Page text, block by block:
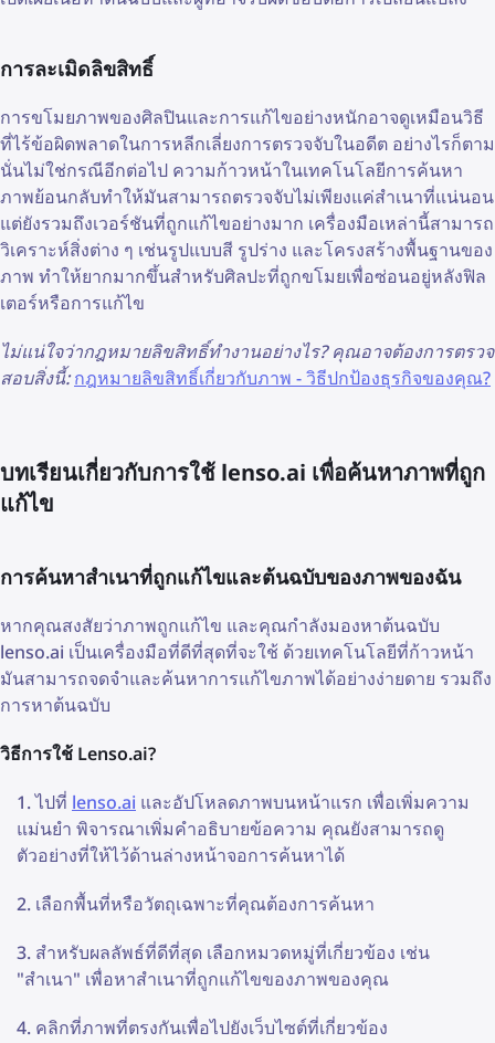
การละเมิดลิขสิทธิ์
การขโมยภาพของศิลปินและการแก้ไขอย่างหนักอาจดูเหมือนวิธี
ที่ไร้ข้อผิดพลาดในการหลีกเลี่ยงการตรวจจับในอดีต อย่างไรก็ตาม
นั่นไม่ใช่กรณีอีกต่อไป ความก้าวหน้าในเทคโนโลยีการค้นหา
ภาพย้อนกลับทำให้มันสามารถตรวจจับไม่เพียงแค่สำเนาที่แน่นอน
แต่ยังรวมถึงเวอร์ชันที่ถูกแก้ไขอย่างมาก เครื่องมือเหล่านี้สามารถ
วิเคราะห์สิ่งต่าง ๆ เช่นรูปแบบสี รูปร่าง และโครงสร้างพื้นฐานของ
ภาพ ทำให้ยากมากขึ้นสำหรับศิลปะที่ถูกขโมยเพื่อซ่อนอยู่หลังฟิล
เตอร์หรือการแก้ไข
ไม่แน่ใจว่ากฎหมายลิขสิทธิ์ทำงานอย่างไร? คุณอาจต้องการตรวจ
สอบสิ่งนี้:กฎหมายลิขสิทธิ์เกี่ยวกับภาพ - วิธีปกป้องธุรกิจของคุณ?
บทเรียนเกี่ยวกับการใช้ lenso.ai เพื่อค้นหาภาพที่ถูก
แก้ไข
การค้นหาสำเนาที่ถูกแก้ไขและต้นฉบับของภาพของฉัน
หากคุณสงสัยว่าภาพถูกแก้ไข และคุณกำลังมองหาต้นฉบับ
lenso.ai เป็นเครื่องมือที่ดีที่สุดที่จะใช้ ด้วยเทคโนโลยีที่ก้าวหน้า
มันสามารถจดจำและค้นหาการแก้ไขภาพได้อย่างง่ายดาย รวมถึง
การหาต้นฉบับ
วิธีการใช้ Lenso.ai?
ไปที่ lenso.ai และอัปโหลดภาพบนหน้าแรก เพื่อเพิ่มความ
แม่นยำ พิจารณาเพิ่มคำอธิบายข้อความ คุณยังสามารถดู
ตัวอย่างที่ให้ไว้ด้านล่างหน้าจอการค้นหาได้
เลือกพื้นที่หรือวัตถุเฉพาะที่คุณต้องการค้นหา
สำหรับผลลัพธ์ที่ดีที่สุด เลือกหมวดหมู่ที่เกี่ยวข้อง เช่น
"สำเนา" เพื่อหาสำเนาที่ถูกแก้ไขของภาพของคุณ
คลิกที่ภาพที่ตรงกันเพื่อไปยังเว็บไซต์ที่เกี่ยวข้อง